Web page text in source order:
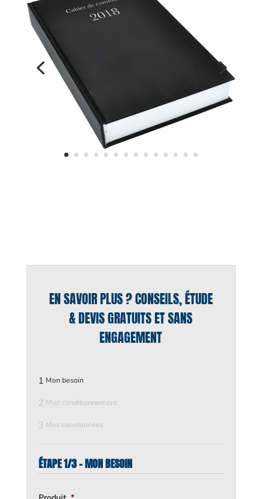
EN SAVOIR PLUS ? CONSEILS, ÉTUDE
& DEVIS GRATUITS ET SANS
ENGAGEMENT
1 Mon besoin
2 Mon conditionnement
3 Mes coordonnées
ÉTAPE 1/3 - MON BESOIN